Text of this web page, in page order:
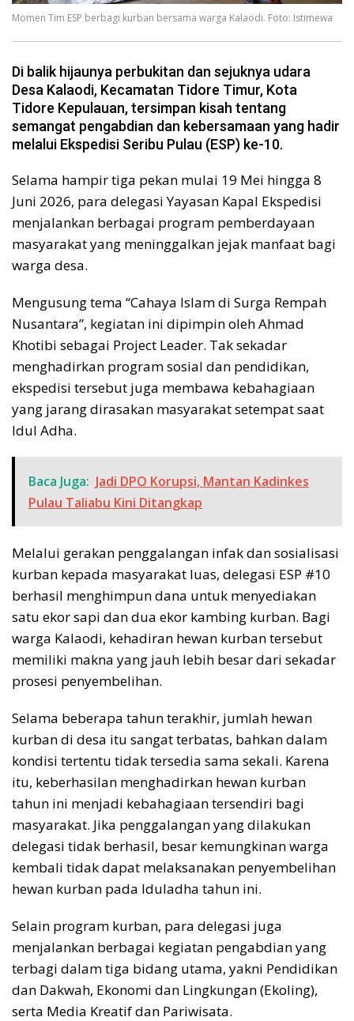
Momen Tim ESP berbagi kurban bersama warga Kalaodi. Foto: Istimewa
Di balik hijaunya perbukitan dan sejuknya udara
Desa Kalaodi, Kecamatan Tidore Timur, Kota
Tidore Kepulauan, tersimpan kisah tentang
semangat pengabdian dan kebersamaan yang hadir
melalui Ekspedisi Seribu Pulau (ESP) ke-10.
Selama hampir tiga pekan mulai 19 Mei hingga 8
Juni 2026, para delegasi Yayasan Kapal Ekspedisi
menjalankan berbagai program pemberdayaan
masyarakat yang meninggalkan jejak manfaat bagi
warga desa.
Mengusung tema “Cahaya Islam di Surga Rempah
Nusantara”, kegiatan ini dipimpin oleh Ahmad
Khotibi sebagai Project Leader. Tak sekadar
menghadirkan program sosial dan pendidikan,
ekspedisi tersebut juga membawa kebahagiaan
yang jarang dirasakan masyarakat setempat saat
Idul Adha.
Baca Juga: Jadi DPO Korupsi, Mantan Kadinkes
Pulau Taliabu Kini Ditangkap
Melalui gerakan penggalangan infak dan sosialisasi
kurban kepada masyarakat luas, delegasi ESP #10
berhasil menghimpun dana untuk menyediakan
satu ekor sapi dan dua ekor kambing kurban. Bagi
warga Kalaodi, kehadiran hewan kurban tersebut
memiliki makna yang jauh lebih besar dari sekadar
prosesi penyembelihan.
Selama beberapa tahun terakhir, jumlah hewan
kurban di desa itu sangat terbatas, bahkan dalam
kondisi tertentu tidak tersedia sama sekali. Karena
itu, keberhasilan menghadirkan hewan kurban
tahun ini menjadi kebahagiaan tersendiri bagi
masyarakat. Jika penggalangan yang dilakukan
delegasi tidak berhasil, besar kemungkinan warga
kembali tidak dapat melaksanakan penyembelihan
hewan kurban pada Iduladha tahun ini.
Selain program kurban, para delegasi juga
menjalankan berbagai kegiatan pengabdian yang
terbagi dalam tiga bidang utama, yakni Pendidikan
dan Dakwah, Ekonomi dan Lingkungan (Ekoling),
serta Media Kreatif dan Pariwisata.